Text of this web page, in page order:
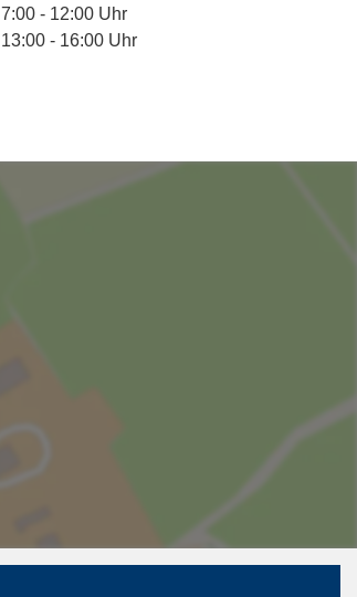
7:00 - 12:00 Uhr
13:00 - 16:00 Uhr